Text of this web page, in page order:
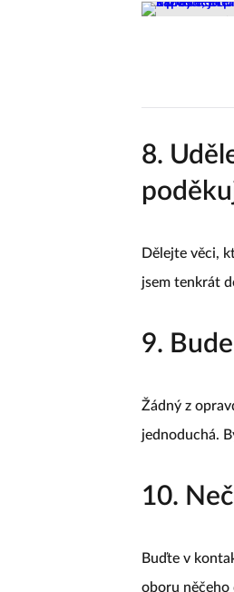
8.
Dělejte věci,
jsem tenkrát
9.
Žádný z
jednoduchá.
10.
Buďte v
oboru něčeho